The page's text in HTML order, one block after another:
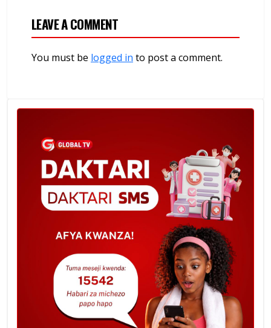
LEAVE A COMMENT
You must be logged in to post a comment.